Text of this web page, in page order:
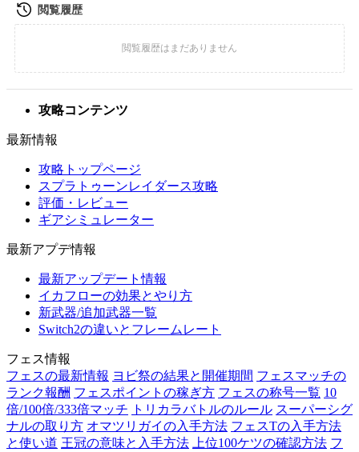
攻略コンテンツ
最新情報
攻略トップページ
スプラトゥーンレイダース攻略
評価・レビュー
ギアシミュレーター
最新アプデ情報
最新アップデート情報
イカフローの効果とやり方
新武器/追加武器一覧
Switch2の違いとフレームレート
フェス情報
フェスの最新情報 ヨビ祭の結果と開催期間 フェスマッチの
ランク報酬 フェスポイントの稼ぎ方 フェスの称号一覧 10
倍/100倍/333倍マッチ
トリカラバトルのルール スーパーシグ
ナルの取り方 オマツリガイの入手方法 フェスTの入手方法
と使い道 王冠の意味と入手方法 上位100ケツの確認方法 フ